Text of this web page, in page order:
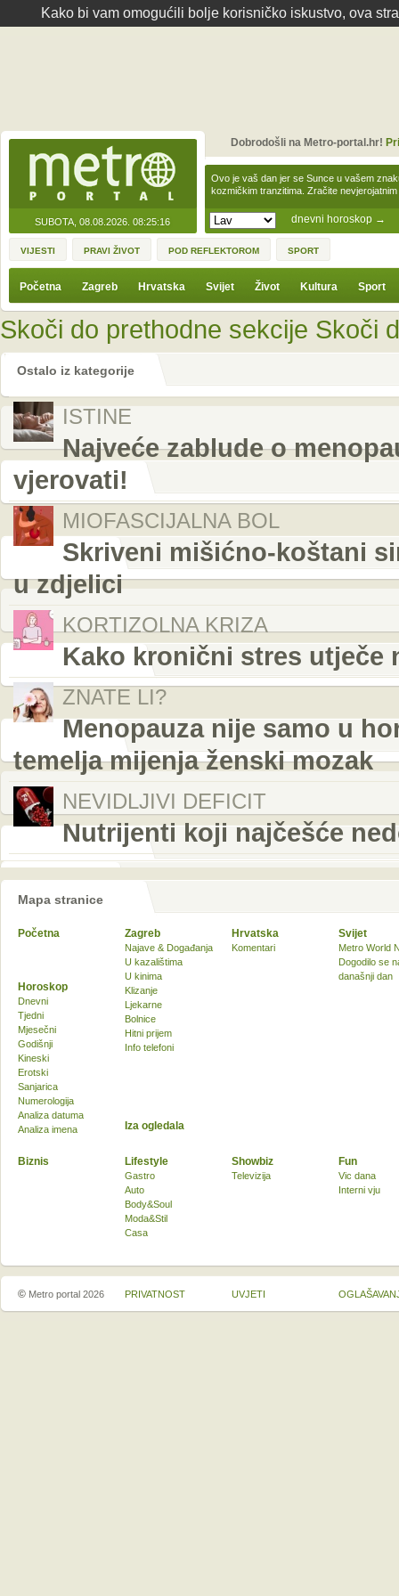
Kako bi vam omogućili bolje korisničko iskustvo, ova
SUBOTA, 08.08.2026. 08:25:16 dnevni horoskop →
Ovo je vaš dan jer se Sunce u vašem
kozmičkim tranzitima. Zračite
Dobrodošli na Metro-portal.hr!
VIJESTI PRAVI ŽIVOT POD REFLEKTOROM SPORT
Početna Zagreb Hrvatska Svijet Život Kultura Sport
Skoči do prethodne sekcije Skoči
Ostalo iz kategorije
ISTINE
Najveće zablude o
vjerovati!
MIOFASCIJALNA BOL
Skriveni mišićno-koštani
u zdjelici
KORTIZOLNA KRIZA
Kako kronični stres utječe
ZNATE LI?
Menopauza nije samo u
temelja mijenja ženski mozak
NEVIDLJIVI DEFICIT
Nutrijenti koji najčešće
Mapa stranice
Početna Zagreb
Najave & Događanja
U kazalištima
U kinima
Klizanje
Ljekarne
Bolnice
Hitni prijem
Info telefoni
Hrvatska
Komentari
Svijet
Metro World
Dogodilo se
današnji dan
Biznis Lifestyle
Gastro
Auto
Body&Soul
Moda&Stil
Casa
Showbiz
Televizija
Fun
Vic dana
Interni vju
Horoskop
Dnevni
Tjedni
Mjesečni
Godišnji
Kineski
Erotski
Sanjarica
Numerologija
Analiza datuma
Analiza imena
Iza ogledala
© Metro portal 2026 PRIVATNOST UVJETI